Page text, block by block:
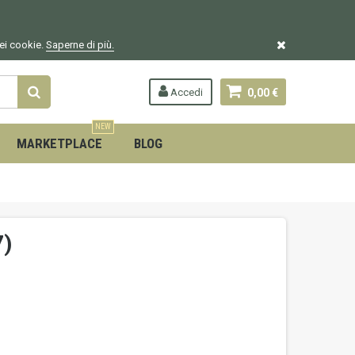
cookie. Saperne di più.
0,00 €
Accedi
MARKETPLACE
NEW
BLOG